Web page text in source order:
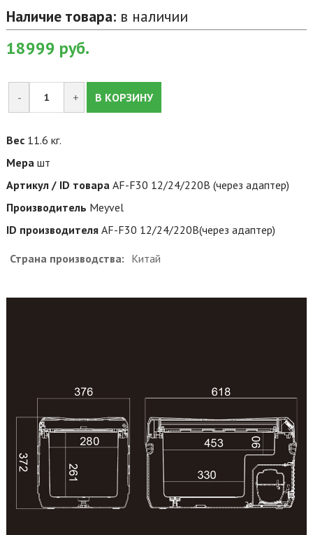
Наличие товара:в наличии
18999 руб.
- + В КОРЗИНУ
Вес 11.6 кг.
Мера шт
Артикул / ID товара AF-F30 12/24/220В (через адаптер)
Производитель Meyvel
ID производителя AF-F30 12/24/220В(через адаптер)
Страна производства: Китай